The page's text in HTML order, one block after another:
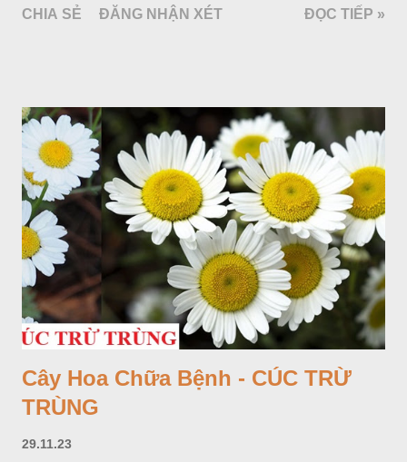
CHIA SẺ ĐĂNG NHẬN XÉT ĐỌC TIẾP »
Cây Hoa Chữa Bệnh - CÚC TRỪ
TRÙNG
29.11.23